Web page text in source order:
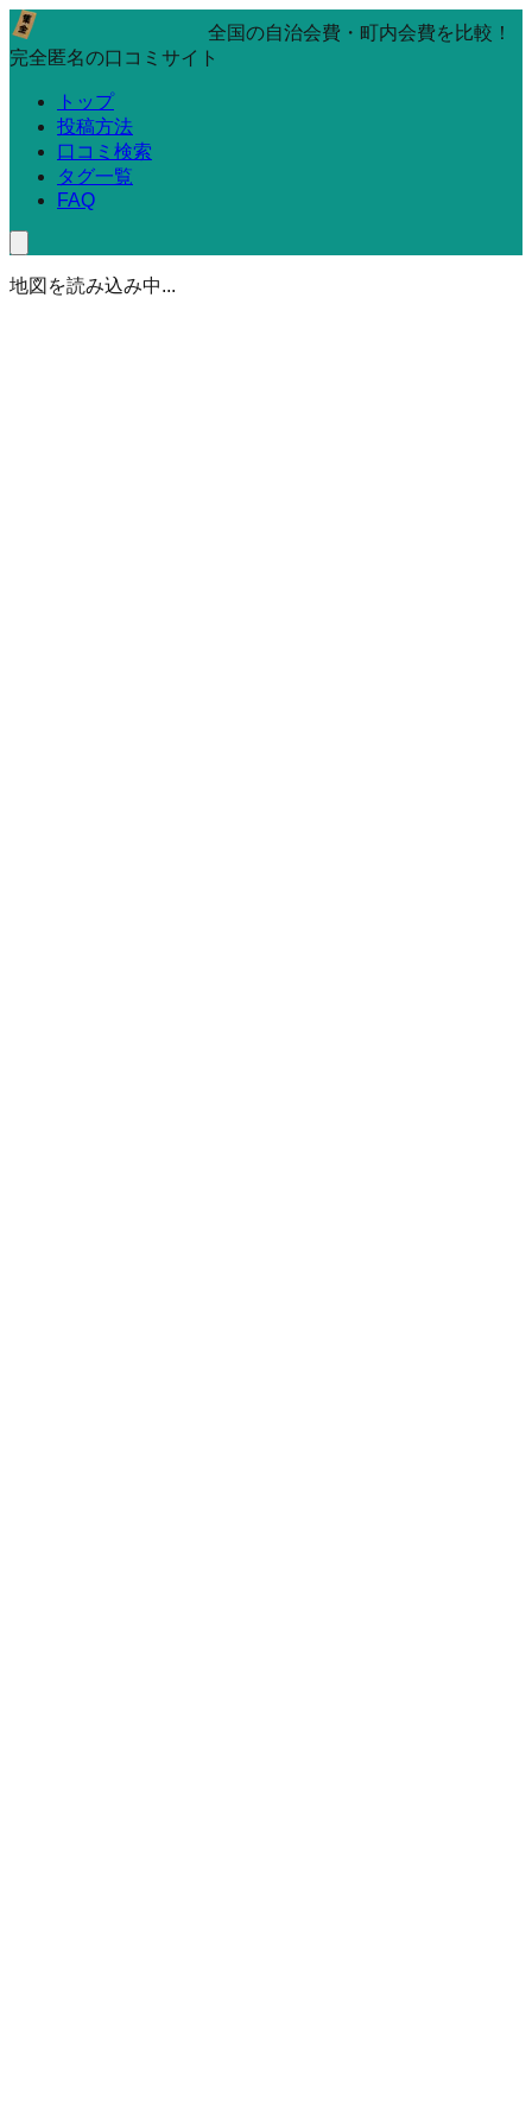
全国の自治会費・町内会費を比較！
完全匿名の口コミサイト
トップ
投稿方法
口コミ検索
タグ一覧
FAQ
地図を読み込み中...